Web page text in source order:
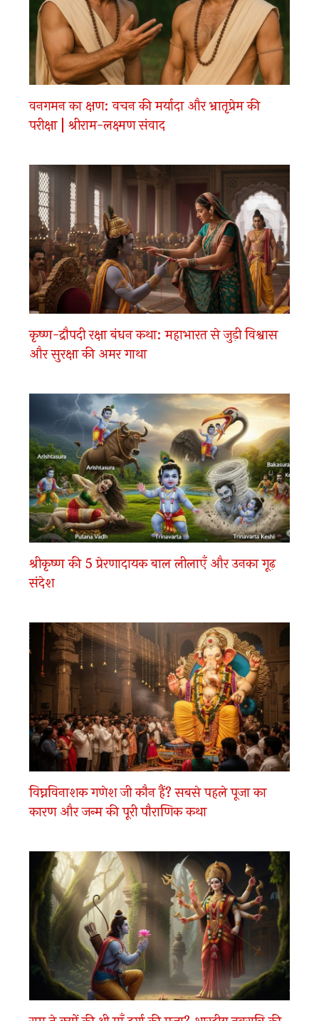
वनगमन का क्षण: वचन की मर्यादा और भ्रातृप्रेम की
परीक्षा | श्रीराम-लक्ष्मण संवाद
कृष्ण-द्रौपदी रक्षा बंधन कथा: महाभारत से जुड़ी विश्वास
और सुरक्षा की अमर गाथा
श्रीकृष्ण की 5 प्रेरणादायक बाल लीलाएँ और उनका गूढ़
संदेश
विघ्नविनाशक गणेश जी कौन हैं? सबसे पहले पूजा का
कारण और जन्म की पूरी पौराणिक कथा